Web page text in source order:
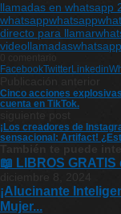
llamadas en whatsapp
whatsappwhatsapp
directo para llamar
videollamadas
0 comentario
FacebookTwitterLinkedin
Publicación anterior
Cinco acciones
cuenta en TikTok.
¡Los creadores de
sensacional: Artifact!
También te puede
📖 LIBROS
¡Alucinante
Mujer...